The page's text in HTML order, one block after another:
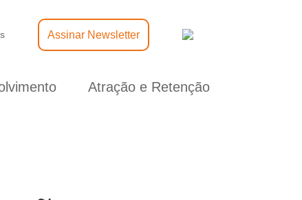
Assinar Newsletter
Atração e Retenção